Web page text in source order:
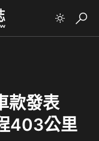
款發表
403公里